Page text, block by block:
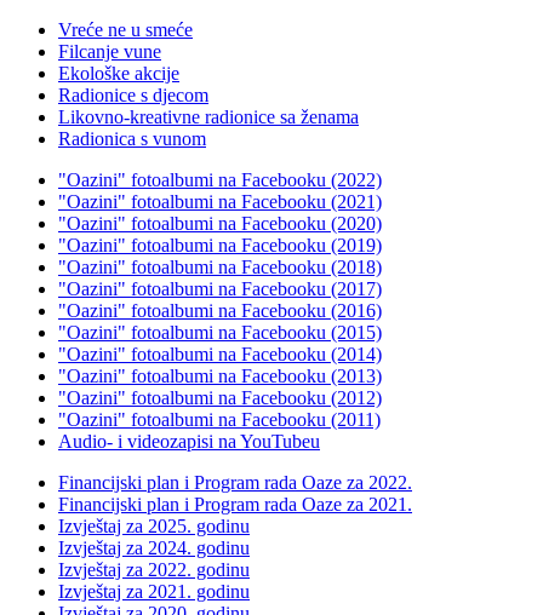
Vreće ne u smeće
Filcanje vune
Ekološke akcije
Radionice s djecom
Likovno-kreativne radionice sa ženama
Radionica s vunom
"Oazini" fotoalbumi na Facebooku (2022)
"Oazini" fotoalbumi na Facebooku (2021)
"Oazini" fotoalbumi na Facebooku (2020)
"Oazini" fotoalbumi na Facebooku (2019)
"Oazini" fotoalbumi na Facebooku (2018)
"Oazini" fotoalbumi na Facebooku (2017)
"Oazini" fotoalbumi na Facebooku (2016)
"Oazini" fotoalbumi na Facebooku (2015)
"Oazini" fotoalbumi na Facebooku (2014)
"Oazini" fotoalbumi na Facebooku (2013)
"Oazini" fotoalbumi na Facebooku (2012)
"Oazini" fotoalbumi na Facebooku (2011)
Audio- i videozapisi na YouTubeu
Financijski plan i Program rada Oaze za 2022.
Financijski plan i Program rada Oaze za 2021.
Izvještaj za 2025. godinu
Izvještaj za 2024. godinu
Izvještaj za 2022. godinu
Izvještaj za 2021. godinu